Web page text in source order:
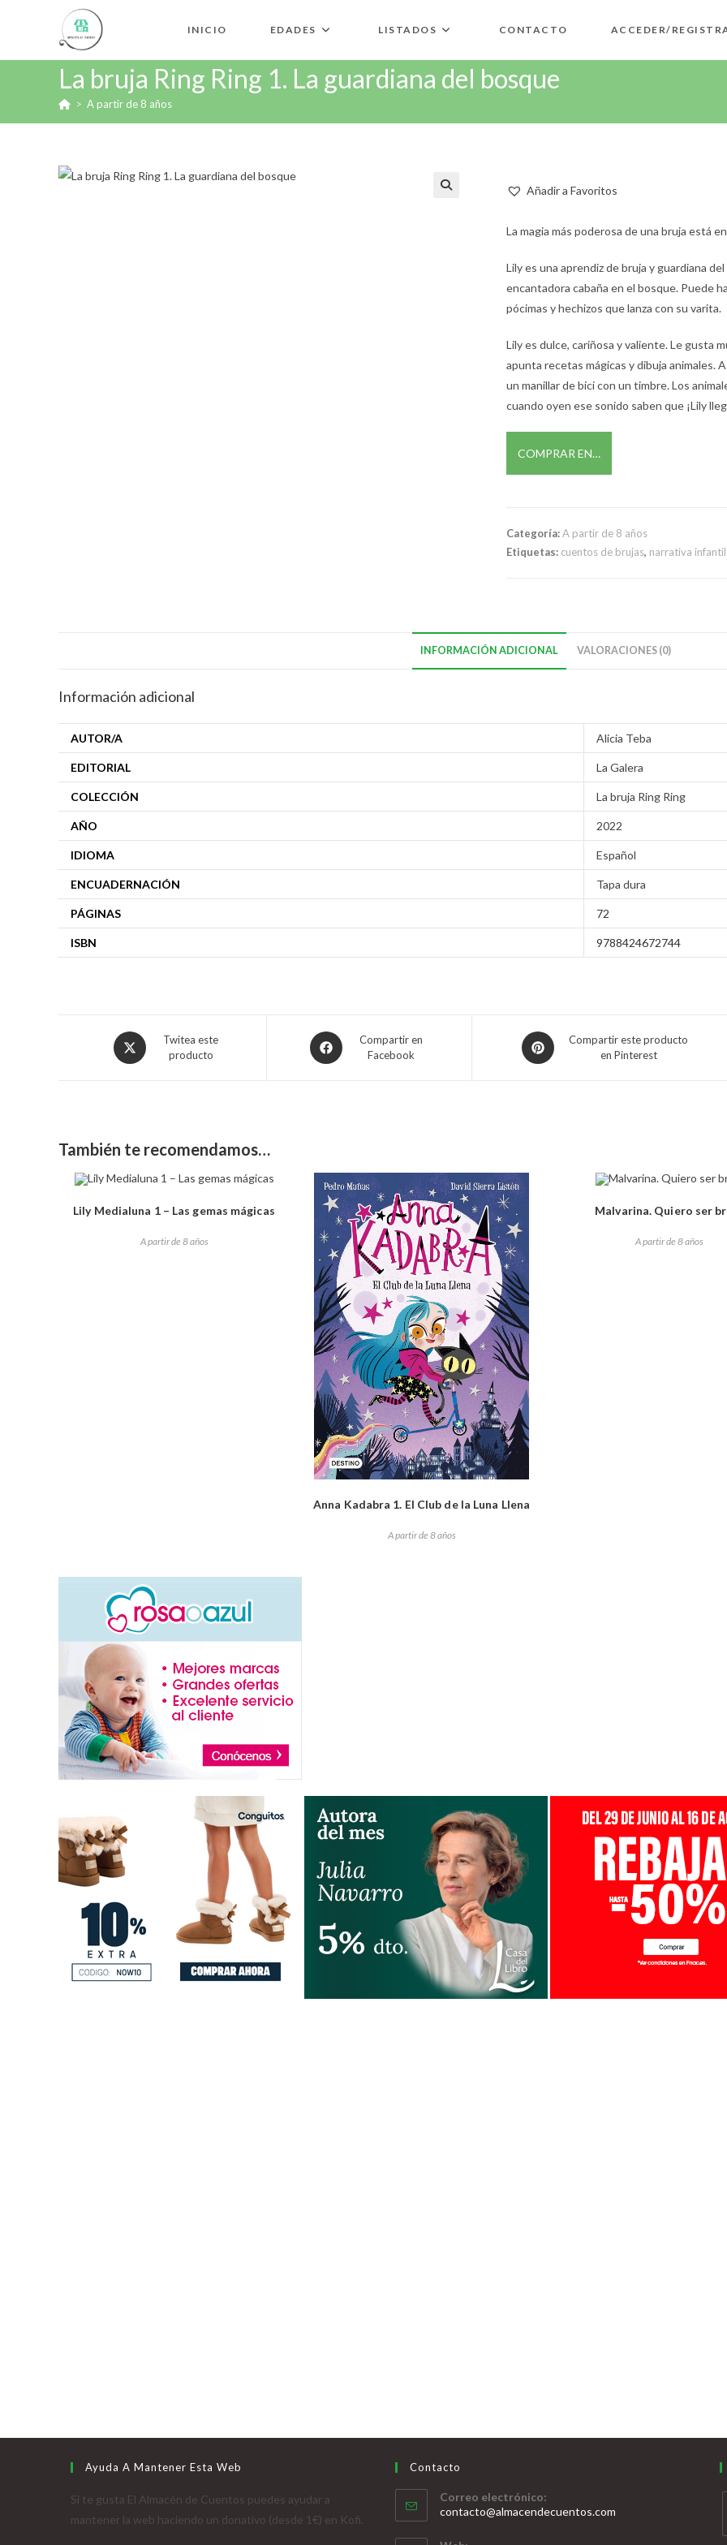
INICIO EDADES LISTADOS CONTACTO ACCEDER/
La bruja Ring Ring 1. La guardiana del bosque
> A partir de 8 años
Añadir a Favoritos
La magia más poderosa de una bruja está
Lily es una aprendiz de bruja y guardiana
encantadora cabaña en el bosque. Puede
pócimas y hechizos que lanza con su varita.
Lily es dulce, cariñosa y valiente. Le gusta
apunta recetas mágicas y dibuja animales.
un manillar de bici con un timbre. Los
cuando oyen ese sonido saben que ¡Lily
COMPRAR EN…
Categoría:A partir de 8 años
Etiquetas: cuentos de brujas, narrativa infantil
INFORMACIÓN ADICIONAL VALORACIONES (0)
Información adicional
AUTOR/A Alicia Teba
EDITORIAL La Galera
COLECCIÓN La bruja Ring Ring
AÑO 2022
IDIOMA Español
ENCUADERNACIÓN Tapa dura
PÁGINAS 72
ISBN 9788424672744
Twitea este
producto
Compartir en
Facebook
Compartir este producto
en Pinterest
También te recomendamos…
Lily Medialuna 1 – Las gemas mágicas
A partir de 8 años
Anna Kadabra 1. El Club de la Luna Llena
A partir de 8 años
Malvarina. Quiero ser
A partir de 8 años
Ayuda A Mantener Esta Web
Si te gusta El Almacén de Cuentos puedes ayudar a
mantener la web haciendo un donativo (desde 1€) en Kofi.
Contacto
Correo electrónico:
contacto@almacendecuentos.com